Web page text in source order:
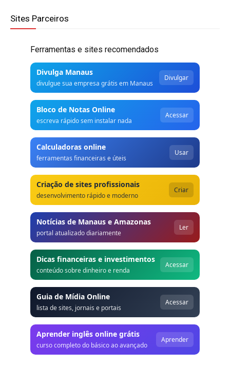
Sites Parceiros
Ferramentas e sites recomendados
Divulga Manaus
divulgue sua empresa grátis em Manaus
Divulgar
Bloco de Notas Online
escreva rápido sem instalar nada
Acessar
Calculadoras online
ferramentas financeiras e úteis
Usar
Criação de sites profissionais
desenvolvimento rápido e moderno
Criar
Notícias de Manaus e Amazonas
portal atualizado diariamente
Ler
Dicas financeiras e investimentos
conteúdo sobre dinheiro e renda
Acessar
Guia de Mídia Online
lista de sites, jornais e portais
Acessar
Aprender inglês online grátis
curso completo do básico ao avançado
Aprender